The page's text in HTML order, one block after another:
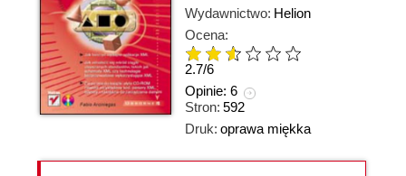
Wydawnictwo: Helion
Ocena:
2.7/6
Opinie: 6
Stron: 592
Druk: oprawa miękka